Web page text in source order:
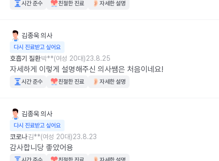
시간 준수 친절한 진료 자세한 설명
김종욱의사
다시 진료받고 싶어요
호흡기 질환박**(여성 20대)23.8.25
자세하게 이렇게 설명해주신 의사쌤은 처음이네요!
시간 준수 친절한 진료 자세한 설명
김종욱의사
다시 진료받고 싶어요
코로나김**(여성 20대)23.8.23
감사합니당 좋았어용